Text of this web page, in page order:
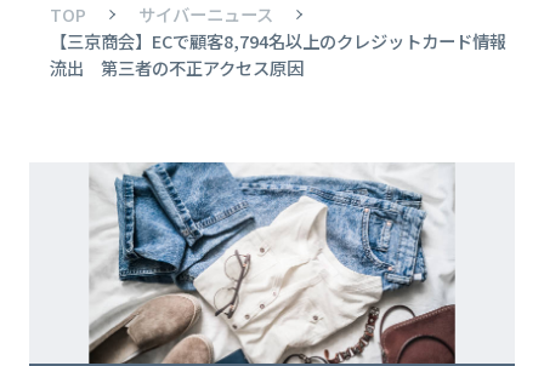
TOP
サイバーニュース
【三京商会】ECで顧客8,794名以上のクレジットカード情報
流出 第三者の不正アクセス原因